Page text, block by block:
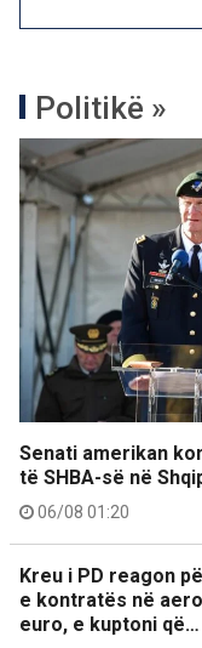
Politikë »
Senati amerikan
të SHBA-së në
06/08 01:20
Kreu i PD reagon
e kontratës në
euro, e kuptoni që…